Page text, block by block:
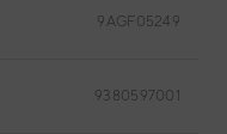
9AGF05249
9380597001